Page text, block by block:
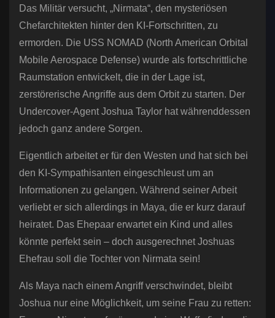
Das Militär versucht, „Nirmata“, den mysteriösen
Chefarchitekten hinter den KI-Fortschritten, zu
ermorden. Die USS NOMAD (North American Orbital
Mobile Aerospace Defense) wurde als fortschrittliche
Raumstation entwickelt, die in der Lage ist,
zerstörerische Angriffe aus dem Orbit zu starten. Der
Undercover-Agent Joshua Taylor hat währenddessen
jedoch ganz andere Sorgen.
Eigentlich arbeitet er für den Westen und hat sich bei
den KI-Sympathisanten eingeschleust um an
Informationen zu gelangen. Während seiner Arbeit
verliebt er sich allerdings in Maya, die er kurz darauf
heiratet. Das Ehepaar erwartet ein Kind und alles
könnte perfekt sein – doch ausgerechnet Joshuas
Ehefrau soll die Tochter von Nirmata sein!
Als Maya nach einem Angriff verschwindet, bleibt
Joshua nur eine Möglichkeit, um seine Frau zu retten: